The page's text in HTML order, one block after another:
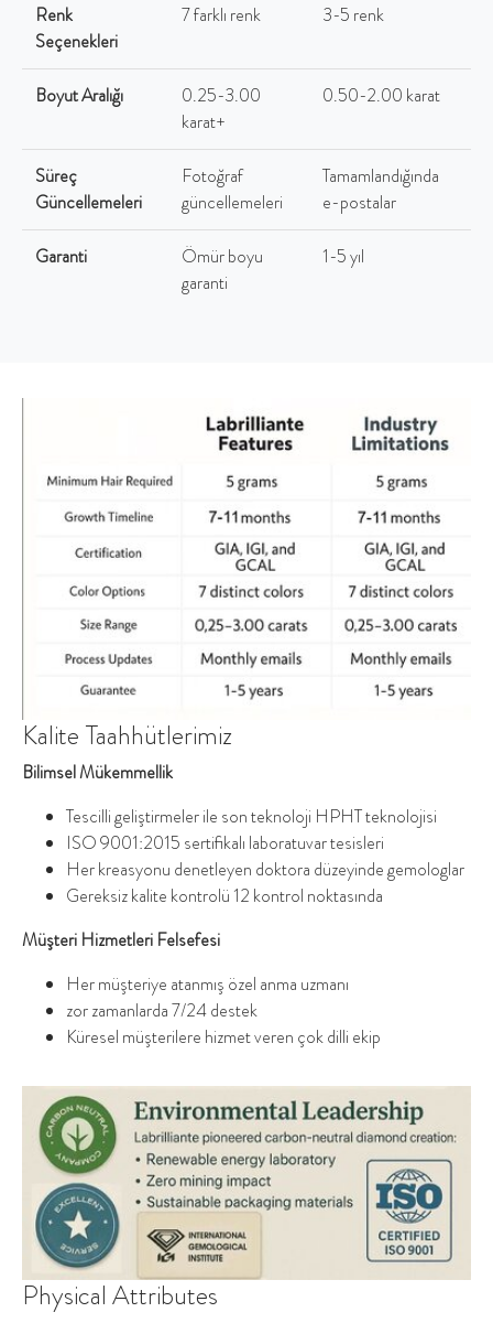
Renk
Seçenekleri
7 farklı renk 3-5 renk
Boyut Aralığı
0.25-3.00
karat+
0.50-2.00 karat
Süreç
Güncellemeleri
Fotoğraf
güncellemeleri
Tamamlandığında
e-postalar
Garanti
Ömür boyu
garanti
1-5 yıl
Kalite Taahhütlerimiz
Bilimsel Mükemmellik
Tescilli geliştirmeler ile son teknoloji HPHT teknolojisi
ISO 9001:2015 sertifikalı laboratuvar tesisleri
Her kreasyonu denetleyen doktora düzeyinde gemologlar
Gereksiz kalite kontrolü 12 kontrol noktasında
Müşteri Hizmetleri Felsefesi
Her müşteriye atanmış özel anma uzmanı
zor zamanlarda 7/24 destek
Küresel müşterilere hizmet veren çok dilli ekip
Physical Attributes